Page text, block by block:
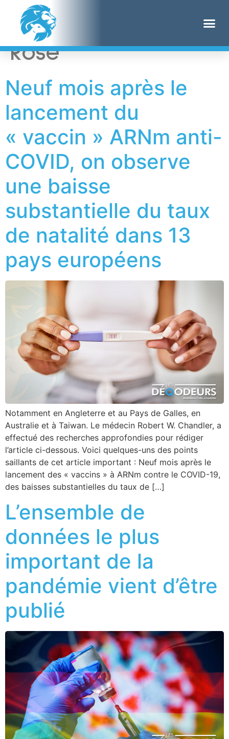
Étiquette :
Jessica
Rose
Neuf mois après le
lancement du
« vaccin » ARNm anti-
COVID, on observe
une baisse
substantielle du taux
de natalité dans 13
pays européens
Notamment en Angleterre et au Pays de Galles, en
Australie et à Taiwan. Le médecin Robert W. Chandler, a
effectué des recherches approfondies pour rédiger
l’article ci-dessous. Voici quelques-uns des points
saillants de cet article important : Neuf mois après le
lancement des « vaccins » à ARNm contre le COVID-19,
des baisses substantielles du taux de […]
L’ensemble de
données le plus
important de la
pandémie vient d’être
publié